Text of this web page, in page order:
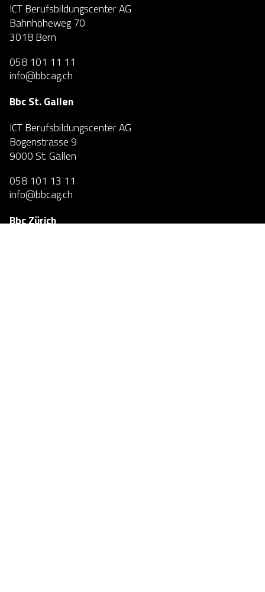
ICT Berufsbildungscenter AG
Bahnhöheweg 70
3018 Bern
058 101 11 11
info@bbcag.ch
Bbc St. Gallen
ICT Berufsbildungscenter AG
Bogenstrasse 9
9000 St. Gallen
058 101 13 11
info@bbcag.ch
Bbc Zürich